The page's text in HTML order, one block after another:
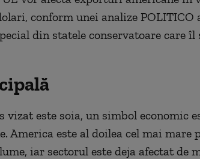
conform unei analize POLITICO
din statele conservatoare care îl
este soia, un simbol economic
America este al doilea cel mai mare
iar sectorul este deja afectat de